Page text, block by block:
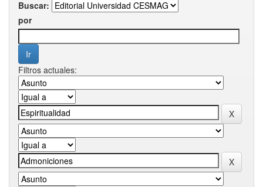
Buscar:
por
Filtros actuales: